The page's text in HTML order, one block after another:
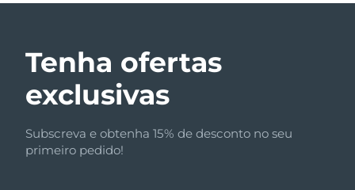
Tenha ofertas
exclusivas
Subscreva e obtenha 15% de desconto no seu
primeiro pedido!